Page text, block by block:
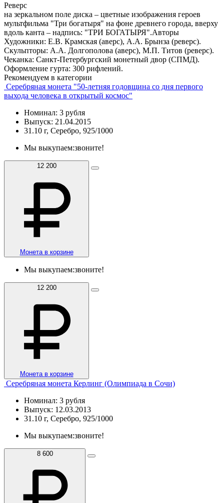
Реверс
на зеркальном поле диска – цветные изображения героев
мультфильма "Три богатыря" на фоне древнего города, вверху
вдоль канта – надпись: "ТРИ БОГАТЫРЯ".Авторы
Художники: Е.В. Крамская (аверс), А.А. Брынза (реверс).
Скульпторы: А.А. Долгополова (аверс), М.П. Титов (реверс).
Чеканка: Санкт-Петербургский монетный двор (СПМД).
Оформление гурта: 300 рифлений.
Рекомендуем в категории
Серебряная монета "50-летняя годовщина со дня первого
выхода человека в открытый космос"
Номинал: 3 рубля
Выпуск: 21.04.2015
31.10 г, Серебро, 925/1000
Мы выкупаем:звоните!
12 200
Монета в корзине
Мы выкупаем:звоните!
12 200
Монета в корзине
Серебряная монета Керлинг (Олимпиада в Сочи)
Номинал: 3 рубля
Выпуск: 12.03.2013
31.10 г, Серебро, 925/1000
Мы выкупаем:звоните!
8 600